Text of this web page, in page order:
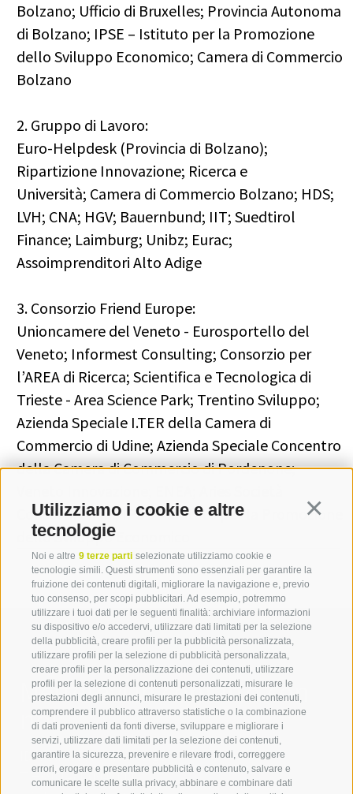
Utilizziamo i cookie e altre
tecnologie
Noi e altre 9 terze parti selezionate utilizziamo cookie e
tecnologie simili. Questi strumenti sono essenziali per garantire la
fruizione dei contenuti digitali, migliorare la navigazione e, previo
tuo consenso, per scopi pubblicitari. Ad esempio, potremmo
utilizzare i tuoi dati per le seguenti finalità: archiviare informazioni
su dispositivo e/o accedervi, utilizzare dati limitati per la selezione
della pubblicità, creare profili per la pubblicità personalizzata,
utilizzare profili per la selezione di pubblicità personalizzata,
creare profili per la personalizzazione dei contenuti, utilizzare
profili per la selezione di contenuti personalizzati, misurare le
prestazioni degli annunci, misurare le prestazioni dei contenuti,
comprendere il pubblico attraverso statistiche o la combinazione
di dati provenienti da fonti diverse, sviluppare e migliorare i
servizi, utilizzare dati limitati per la selezione dei contenuti,
garantire la sicurezza, prevenire e rilevare frodi, correggere
errori, erogare e presentare pubblicità e contenuto, salvare e
comunicare le scelte sulla privacy, abbinare e combinare dati
Bolzano; Ufficio di Bruxelles; Provincia Autonoma
di Bolzano; IPSE – Istituto per la Promozione
dello Sviluppo Economico; Camera di Commercio
Bolzano
2. Gruppo di Lavoro:
Euro-Helpdesk (Provincia di Bolzano);
Ripartizione Innovazione; Ricerca e
Università; Camera di Commercio Bolzano; HDS;
LVH; CNA; HGV; Bauernbund; IIT; Suedtirol
Finance; Laimburg; Unibz; Eurac;
Assoimprenditori Alto Adige
3. Consorzio Friend Europe:
Unioncamere del Veneto - Eurosportello del
Veneto; Informest Consulting; Consorzio per
l’AREA di Ricerca; Scientifica e Tecnologica di
Trieste - Area Science Park; Trentino Sviluppo;
Azienda Speciale I.TER della Camera di
Commercio di Udine; Azienda Speciale Concentro
della Camera di Commercio di Pordenone;
Consortile a r.l.; IPSE – Istituto per la Promozione
dello Sviluppo Economico
Mettetevi in contatto con
noi
IDM Südtirol - Alto Adige
+39 0471 094 000